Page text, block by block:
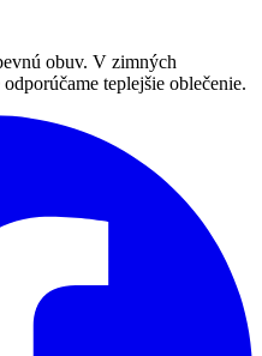
obuv. V zimných
teplejšie oblečenie.